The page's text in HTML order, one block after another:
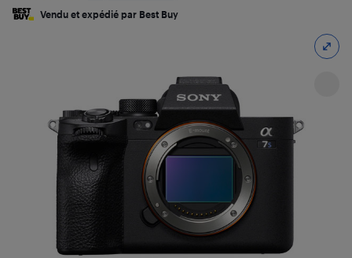
Vendu et expédié par Best Buy